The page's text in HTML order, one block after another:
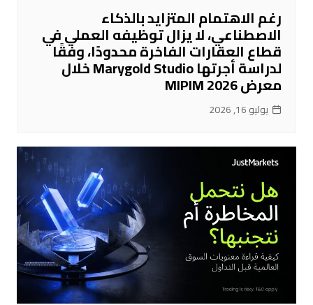
رغم الاهتمام المتزايد بالذكاء
الاصطناعي، لا يزال توظيفه العملي في
قطاع العقارات الفاخرة محدودًا، وفقًا
لدراسة أجرتها Marygold Studio خلال
معرض MIPIM 2026
يوليو 16, 2026